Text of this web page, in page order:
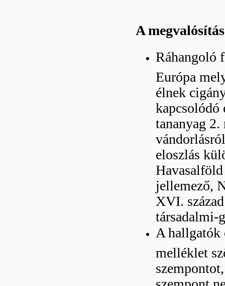
A
Ráhangoló
Európa
élnek
kapcsolódó
tananyag 2.
eloszlás
jellemező,
XVI.
társadalmi-
A hallgatók
melléklet
szempont